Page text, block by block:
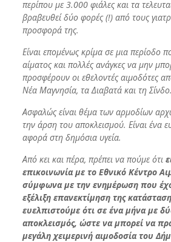
περίπου με 3.000 φιάλες και τα
βραβευθεί δύο φορές (!) από τους
προσφορά της.
Είναι επομένως κρίμα σε μια περίοδο
αίματος και πολλές ανάγκες να μην
προσφέρουν οι εθελοντές αιμοδότες
Νέα Μαγνησία, τα Διαβατά και τη Σίνδο.
Ασφαλώς είναι θέμα των αρμοδίων
την άρση του αποκλεισμού. Είναι ένα
αφορά στη δημόσια υγεία.
Από κει και πέρα, πρέπει να πούμε ότι
επικοινωνία με το Εθνικό Κέντρο
σύμφωνα με την ενημέρωση που
εξέλιξη επανεκτίμηση της
ευελπιστούμε ότι σε ένα μήνα με
αποκλεισμός, ώστε να μπορεί να
μεγάλη χειμερινή αιμοδοσία του